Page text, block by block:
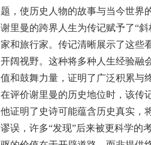
题，使历史人物的故事与当今世界
谢里曼的跨界人生为传记赋予了“
家和旅行家。传记清晰展示了这些
开阔视野。这种将多种人生经验融
值和鼓舞力量，证明了广泛积累与
在评价谢里曼的历史地位时，该
他证明了史诗可能蕴含历史真实
谬误，许多“发现”后来被更科学的